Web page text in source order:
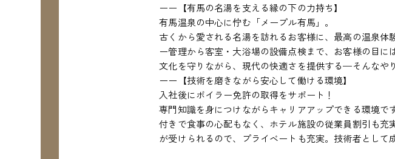
ーー【有馬の名湯を支える縁の下の力持ち】
有馬温泉の中心に佇む「メープル有馬」。
古くから愛される名湯を訪れるお客様に、最高の温泉
ー管理から客室・大浴場の設備点検まで、お客様の目
文化を守りながら、現代の快適さを提供する—そんなや
ーー【技術を磨きながら安心して働ける環境】
入社後にボイラー免許の取得をサポート！
専門知識を身につけながらキャリアアップできる環境
付きで食事の心配もなく、ホテル施設の従業員割引も
が受けられるので、プライベートも充実。技術者とし